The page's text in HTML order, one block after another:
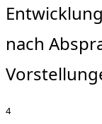
nach
4